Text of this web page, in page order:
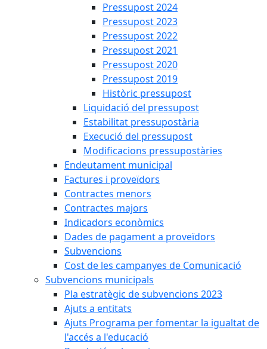
Pressupost 2024
Pressupost 2023
Pressupost 2022
Pressupost 2021
Pressupost 2020
Pressupost 2019
Històric pressupost
Liquidació del pressupost
Estabilitat pressupostària
Execució del pressupost
Modificacions pressupostàries
Endeutament municipal
Factures i proveïdors
Contractes menors
Contractes majors
Indicadors econòmics
Dades de pagament a proveïdors
Subvencions
Cost de les campanyes de Comunicació
Subvencions municipals
Pla estratègic de subvencions 2023
Ajuts a entitats
Ajuts Programa per fomentar la igualtat de
l'accés a l'educació